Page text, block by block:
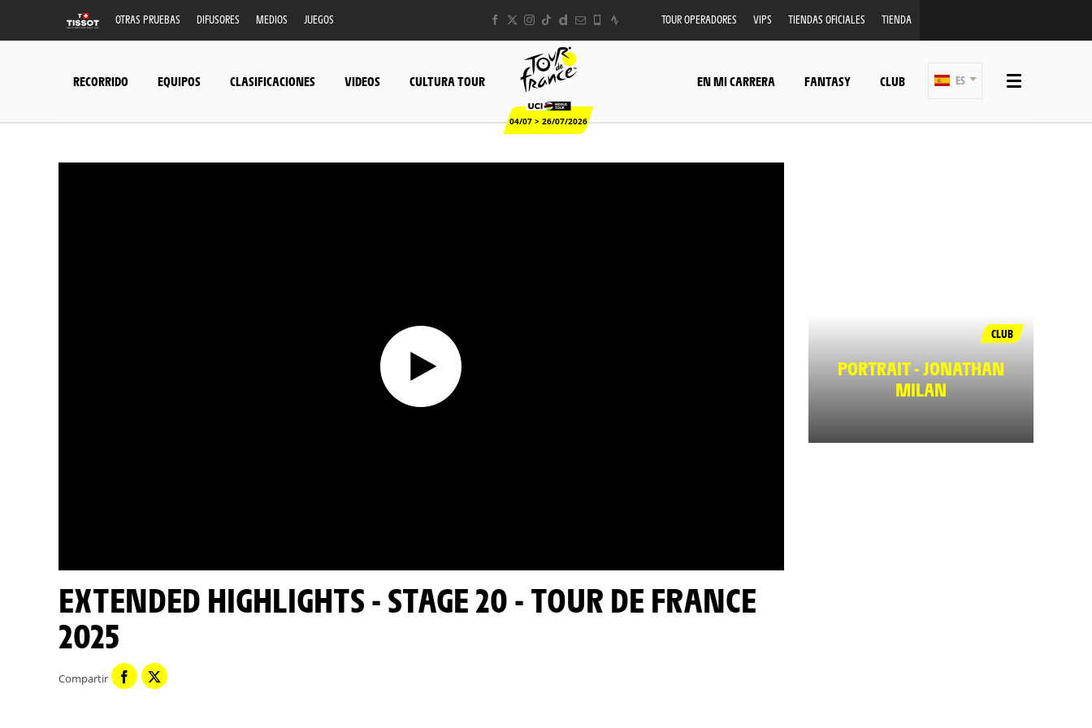
OTRAS PRUEBAS DIFUSORES MEDIOS JUEGOS TOUR OPERADORES VIPS TIENDAS OFICIALES TIENDA
RECORRIDO EQUIPOS CLASIFICACIONES VIDEOS CULTURA TOUR
04/07 > 26/07/2026
EN MI CARRERA FANTASY CLUB ES
EXTENDED HIGHLIGHTS - STAGE 20 - TOUR DE FRANCE
2025
Compartir
CLUB
PORTRAIT - JONATHAN
MILAN